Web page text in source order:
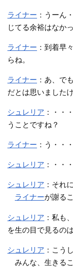
ライナー ：うーん
じてる余裕はなか
ライナー ：到着早
らね。
ライナー ：あ、で
だとは思いましたけ
シュレリア ：・・
うことですね？
ライナー ：う・・
シュレリア ：・・・
シュレリア ：それ
ライナーが謝る
シュレリア ：私も
を生の目で見るの
シュレリア ：こう
みんな、生きる